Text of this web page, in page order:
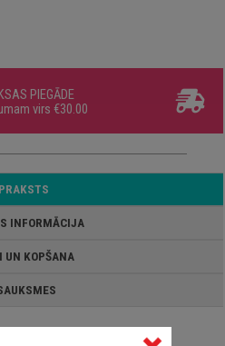
PIEGĀDE
virs €30.00
INFORMĀCIJA
UN KOPŠANA
SOL’S apģērbi;